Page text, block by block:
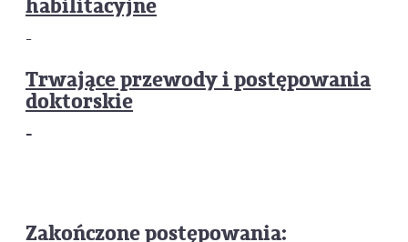
habilitacyjne
-
Trwające przewody i postępowania
doktorskie
-
Zakończone postępowania: